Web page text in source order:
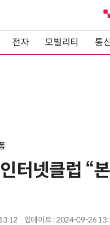
전자 모빌리티 통
터넷클럽 “
업데이트 : 2024-09-26